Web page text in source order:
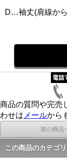
D…袖丈(肩線か
商品の質問や完売
わせは メールから
前の商品
この商品のカテゴ